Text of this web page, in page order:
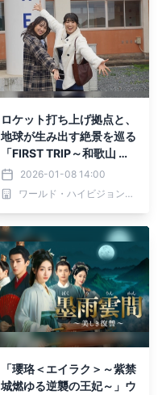
ロケット打ち上げ拠点と、
地球が生み出す絶景を巡る
「FIRST TRIP～和歌山 宇
宙と自然に出会う、紀南の
旅～」1月10日(土)夕方6
時～BS12で放送
2026-01-08 14:00
ワールド・ハイビジョン・チャンネル株式会社
「瓔珞＜エイラク＞～紫禁
城燃ゆる逆襲の王妃～」ウ